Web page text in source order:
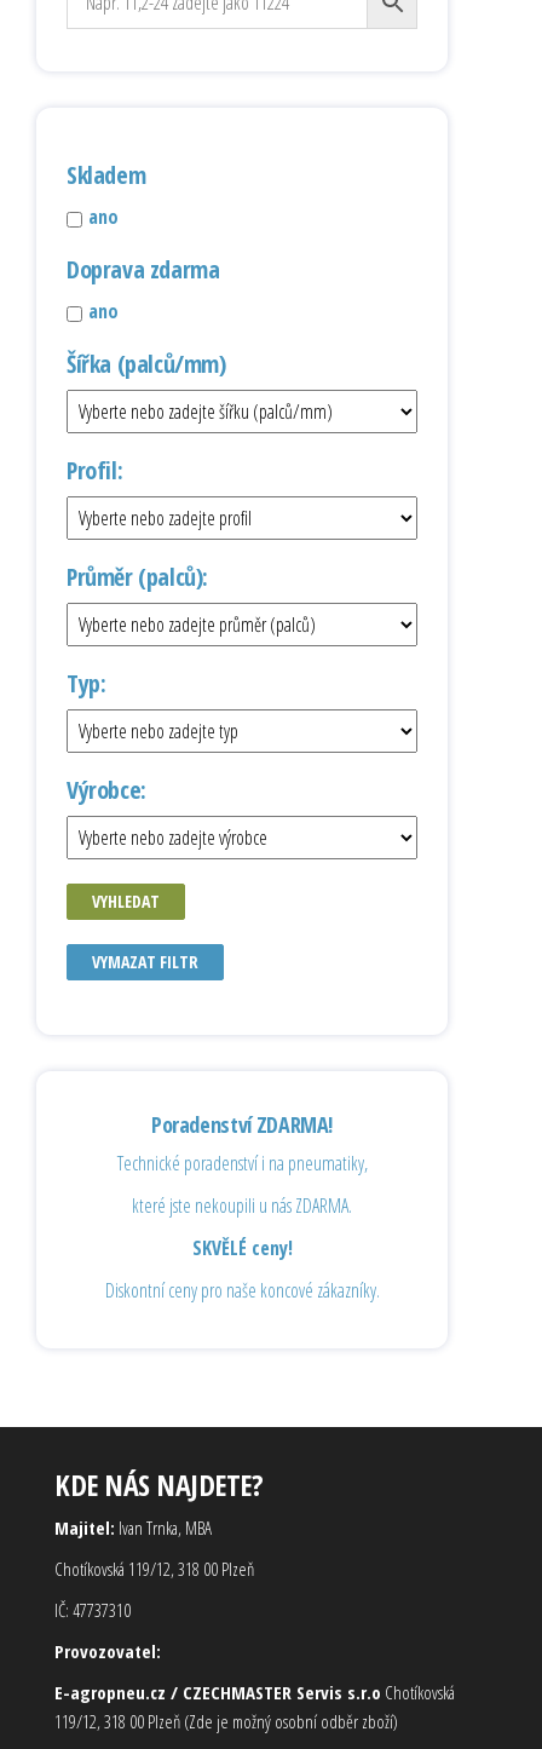
Skladem
ano
Doprava zdarma
ano
Šířka (palců/mm)
Profil:
Průměr (palců):
Typ:
Výrobce:
VYHLEDAT
VYMAZAT FILTR
Poradenství ZDARMA!
Technické poradenství i na pneumatiky,
které jste nekoupili u nás ZDARMA.
SKVĚLÉ ceny!
Diskontní ceny pro naše koncové zákazníky.
KDE NÁS NAJDETE?
Majitel: Ivan Trnka, MBA
Chotíkovská 119/12, 318 00 Plzeň
IČ: 47737310
Provozovatel:
E-agropneu.cz / CZECHMASTER Servis s.r.o Chotíkovská
119/12, 318 00 Plzeň (Zde je možný osobní odběr zboží)